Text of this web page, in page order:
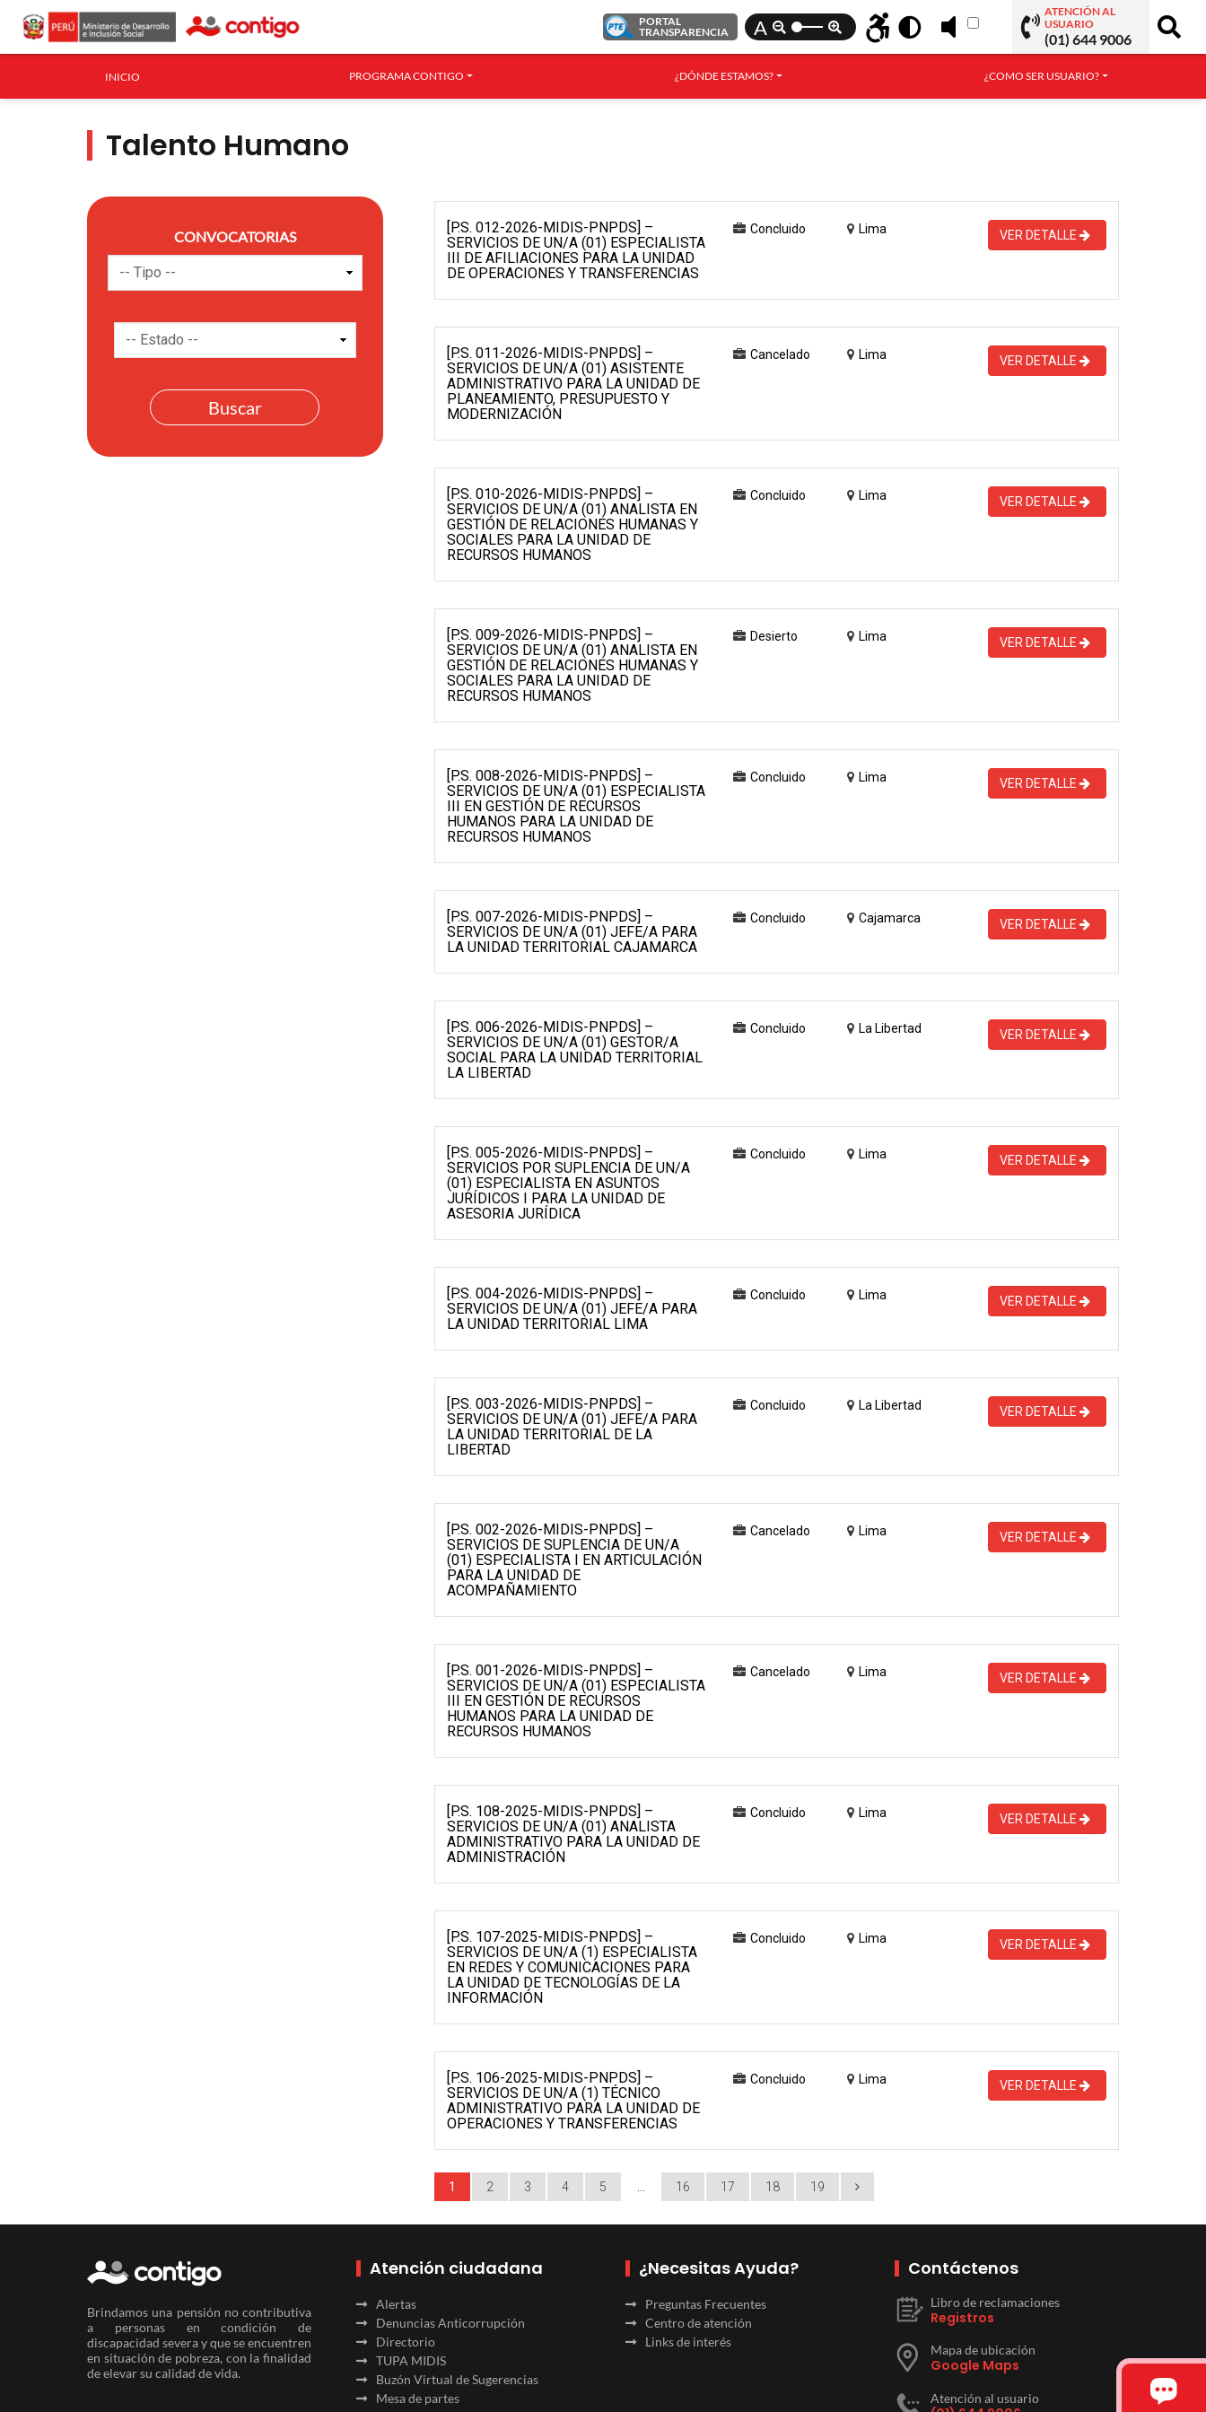
PORTAL
TRANSPARENCIA
A
ATENCIÓN AL
USUARIO
(01) 644 9006
INICIO PROGRAMA CONTIGO ¿DÓNDE ESTAMOS? ¿COMO SER USUARIO?
Talento Humano
CONVOCATORIAS
[P.S. 012-2026-MIDIS-PNPDS] –
SERVICIOS DE UN/A (01) ESPECIALISTA
III DE AFILIACIONES PARA LA UNIDAD
DE OPERACIONES Y TRANSFERENCIAS
Concluido Lima VER DETALLE
[P.S. 011-2026-MIDIS-PNPDS] –
SERVICIOS DE UN/A (01) ASISTENTE
ADMINISTRATIVO PARA LA UNIDAD DE
PLANEAMIENTO, PRESUPUESTO Y
MODERNIZACIÓN
Cancelado Lima VER DETALLE
[P.S. 010-2026-MIDIS-PNPDS] –
SERVICIOS DE UN/A (01) ANALISTA EN
GESTIÓN DE RELACIONES HUMANAS Y
SOCIALES PARA LA UNIDAD DE
RECURSOS HUMANOS
Concluido Lima VER DETALLE
[P.S. 009-2026-MIDIS-PNPDS] –
SERVICIOS DE UN/A (01) ANALISTA EN
GESTIÓN DE RELACIONES HUMANAS Y
SOCIALES PARA LA UNIDAD DE
RECURSOS HUMANOS
Desierto Lima VER DETALLE
[P.S. 008-2026-MIDIS-PNPDS] –
SERVICIOS DE UN/A (01) ESPECIALISTA
III EN GESTIÓN DE RECURSOS
HUMANOS PARA LA UNIDAD DE
RECURSOS HUMANOS
Concluido Lima VER DETALLE
[P.S. 007-2026-MIDIS-PNPDS] –
SERVICIOS DE UN/A (01) JEFE/A PARA
LA UNIDAD TERRITORIAL CAJAMARCA
Concluido Cajamarca VER DETALLE
[P.S. 006-2026-MIDIS-PNPDS] –
SERVICIOS DE UN/A (01) GESTOR/A
SOCIAL PARA LA UNIDAD TERRITORIAL
LA LIBERTAD
Concluido La Libertad VER DETALLE
[P.S. 005-2026-MIDIS-PNPDS] –
SERVICIOS POR SUPLENCIA DE UN/A
(01) ESPECIALISTA EN ASUNTOS
JURÍDICOS I PARA LA UNIDAD DE
ASESORIA JURÍDICA
Concluido Lima VER DETALLE
[P.S. 004-2026-MIDIS-PNPDS] –
SERVICIOS DE UN/A (01) JEFE/A PARA
LA UNIDAD TERRITORIAL LIMA
Concluido Lima VER DETALLE
[P.S. 003-2026-MIDIS-PNPDS] –
SERVICIOS DE UN/A (01) JEFE/A PARA
LA UNIDAD TERRITORIAL DE LA
LIBERTAD
Concluido La Libertad VER DETALLE
[P.S. 002-2026-MIDIS-PNPDS] –
SERVICIOS DE SUPLENCIA DE UN/A
(01) ESPECIALISTA I EN ARTICULACIÓN
PARA LA UNIDAD DE
ACOMPAÑAMIENTO
Cancelado Lima VER DETALLE
[P.S. 001-2026-MIDIS-PNPDS] –
SERVICIOS DE UN/A (01) ESPECIALISTA
III EN GESTIÓN DE RECURSOS
HUMANOS PARA LA UNIDAD DE
RECURSOS HUMANOS
Cancelado Lima VER DETALLE
[P.S. 108-2025-MIDIS-PNPDS] –
SERVICIOS DE UN/A (01) ANALISTA
ADMINISTRATIVO PARA LA UNIDAD DE
ADMINISTRACIÓN
Concluido Lima VER DETALLE
[P.S. 107-2025-MIDIS-PNPDS] –
SERVICIOS DE UN/A (1) ESPECIALISTA
EN REDES Y COMUNICACIONES PARA
LA UNIDAD DE TECNOLOGÍAS DE LA
INFORMACIÓN
Concluido Lima VER DETALLE
[P.S. 106-2025-MIDIS-PNPDS] –
SERVICIOS DE UN/A (1) TÉCNICO
ADMINISTRATIVO PARA LA UNIDAD DE
OPERACIONES Y TRANSFERENCIAS
Concluido Lima VER DETALLE
1 2 3 4 5 16 17 18 19
Brindamos una pensión no contributiva
a personas en condición de
discapacidad severa y que se encuentren
en situación de pobreza, con la finalidad
de elevar su calidad de vida.
Atención ciudadana
Alertas
Denuncias Anticorrupción
Directorio
TUPA MIDIS
Buzón Virtual de Sugerencias
Mesa de partes
¿Necesitas Ayuda?
Preguntas Frecuentes
Centro de atención
Links de interés
Contáctenos
Libro de reclamaciones
Registros
Mapa de ubicación
Google Maps
Atención al usuario